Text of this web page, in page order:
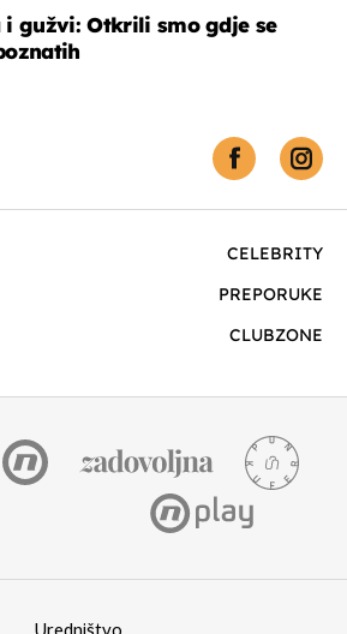
i gužvi: Otkrili smo gdje se
CELEBRITY
PREPORUKE
CLUBZONE